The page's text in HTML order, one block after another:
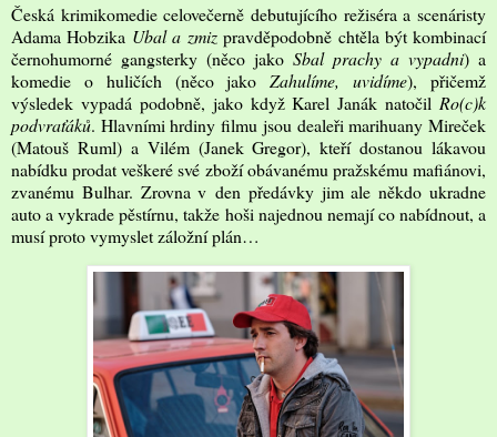
Česká krimikomedie celovečerně debutujícího režiséra a scenáristy
Adama Hobzika Ubal a zmiz pravděpodobně chtěla být kombinací
černohumorné gangsterky (něco jako Sbal prachy a vypadni) a
komedie o huličích (něco jakoZahulíme, uvidíme), přičemž
výsledek vypadá podobně, jako když Karel Janák natočil Ro(c)k
podvraťáků. Hlavními hrdiny filmu jsou dealeři marihuany Mireček
(Matouš Ruml) a Vilém (Janek Gregor), kteří dostanou lákavou
nabídku prodat veškeré své zboží obávanému pražskému mafiánovi,
zvanému Bulhar. Zrovna v den předávky jim ale někdo ukradne
auto a vykrade pěstírnu, takže hoši najednou nemají co nabídnout, a
musí proto vymyslet záložní plán…